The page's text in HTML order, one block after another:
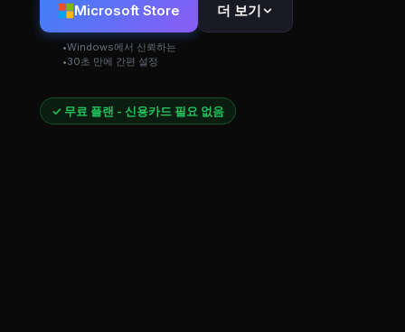
Microsoft Store
Windows에서 신뢰하는
30초 만에 간편 설정
더 보기
✓ 무료 플랜 - 신용카드 필요 없음